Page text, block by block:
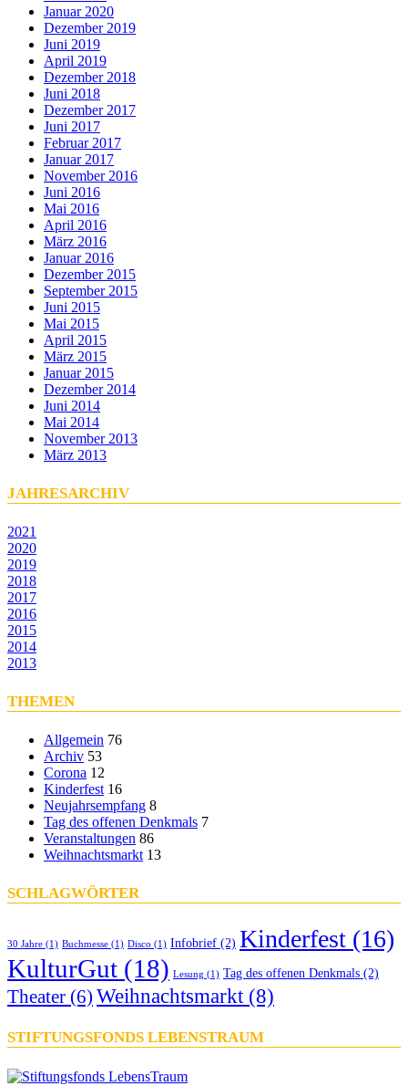
Januar 2020
Dezember 2019
Juni 2019
April 2019
Dezember 2018
Juni 2018
Dezember 2017
Juni 2017
Februar 2017
Januar 2017
November 2016
Juni 2016
Mai 2016
April 2016
März 2016
Januar 2016
Dezember 2015
September 2015
Juni 2015
Mai 2015
April 2015
März 2015
Januar 2015
Dezember 2014
Juni 2014
Mai 2014
November 2013
März 2013
JAHRESARCHIV
2021
2020
2019
2018
2017
2016
2015
2014
2013
THEMEN
Allgemein 76
Archiv 53
Corona 12
Kinderfest 16
Neujahrsempfang 8
Tag des offenen Denkmals 7
Veranstaltungen 86
Weihnachtsmarkt 13
SCHLAGWÖRTER
30 Jahre (1) Buchmesse (1) Disco (1) Infobrief (2) Kinderfest (16)
KulturGut (18) Lesung (1) Tag des offenen Denkmals (2)
Theater (6) Weihnachtsmarkt (8)
STIFTUNGSFONDS LEBENSTRAUM